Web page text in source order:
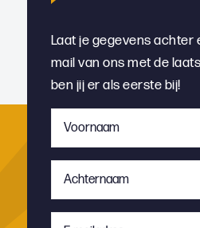
Laat je gegevens achter
mail van ons met de
ben jij er als eerste bij!
Voornaam
Achternaam